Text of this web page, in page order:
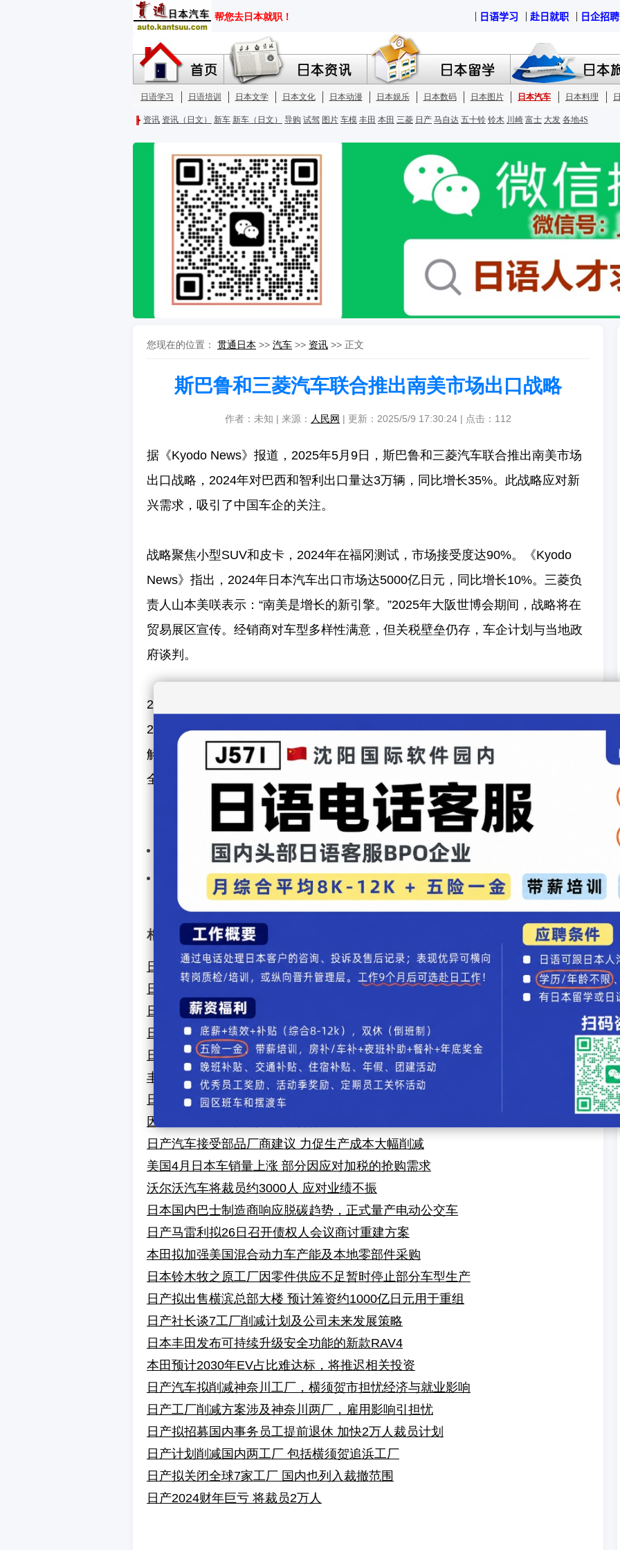
您现在的位置： 贯通日本 >> 汽车 >> 资讯 >> 正文
斯巴鲁和三菱汽车联合推出南美市场出口战略
作者：未知 | 来源： 人民网 | 更新：2025/5/9 17:30:24 | 点击： 112
据《Kyodo News》报道，2025年5月9日，斯巴鲁和三菱汽车联合推出南美市场
出口战略，2024年对巴西和智利出口量达3万辆，同比增长35%。此战略应对新
兴需求，吸引了中国车企的关注。
战略聚焦小型SUV和皮卡，2024年在福冈测试，市场接受度达90%。《Kyodo
News》指出，2024年日本汽车出口市场达5000亿日元，同比增长10%。三菱负
责人山本美咲表示：“南美是增长的新引擎。”2025年大阪世博会期间，战略将在
贸易展区宣传。经销商对车型多样性满意，但关税壁垒仍存，车企计划与当地政
府谈判。
2024年，推广因物流不畅受限，2025年通过新航线解决。项目耗资270亿日元，
2026年将在圣保罗推广。日本与澳大利亚共享出口经验。建议通过斯巴鲁官网了
解车型，推荐关注南美市场需求。此战略不仅扩大了市场，也推动了日本汽车的
全球竞争力。
汽车录入：贯通日本语 责任编辑：贯通日本语
上一篇汽车：日本汽车工业协会发布车联网统一标准，规范5G车载通信协议
下一篇汽车：日本2025年4月新车销量增长10.5%，市场回暖明显
相关文章
日产巨额亏损后召开股东大会 社长致歉并面临股东质疑
日产召开股东大会 重建方针能否获支持成焦点
日企积极推出小型电动摩托，电动化加速引关注
日本改正汽车保安基准 新型车将强制配备防加速误踩装置
日本相扑联盟新会长由丰田章男出任，期望推动发展
丰田股东大会通过董事会半数由外部董事组成的人事案
日本铃木“Swift”因中国稀土出口管制暂停生产
因中国稀土出口限制 铃木暂停生产“小型Swift”
日产汽车接受部品厂商建议 力促生产成本大幅削减
美国4月日本车销量上涨 部分因应对加税的抢购需求
沃尔沃汽车将裁员约3000人 应对业绩不振
日本国内巴士制造商响应脱碳趋势，正式量产电动公交车
日产马雷利拟26日召开债权人会议商讨重建方案
本田拟加强美国混合动力车产能及本地零部件采购
日本铃木牧之原工厂因零件供应不足暂时停止部分车型生产
日产拟出售横滨总部大楼 预计筹资约1000亿日元用于重组
日产社长谈7工厂削减计划及公司未来发展策略
日本丰田发布可持续升级安全功能的新款RAV4
本田预计2030年EV占比难达标，将推迟相关投资
日产汽车拟削减神奈川工厂，横须贺市担忧经济与就业影响
日产工厂削减方案涉及神奈川两厂，雇用影响引担忧
日产拟招募国内事务员工提前退休 加快2万人裁员计划
日产计划削减国内两工厂 包括横须贺追浜工厂
日产拟关闭全球7家工厂 国内也列入裁撤范围
日产2024财年巨亏 将裁员2万人